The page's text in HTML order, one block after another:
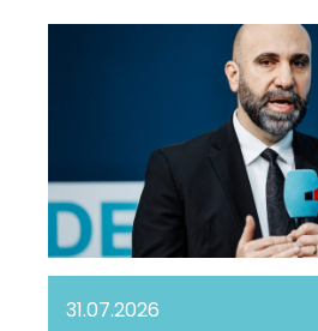
31.07.2026